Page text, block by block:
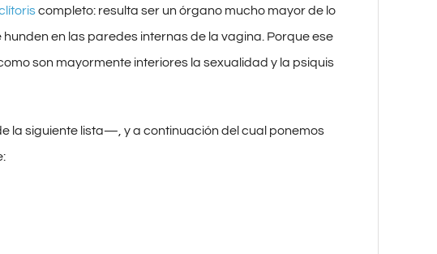
completo: resulta ser un órgano mucho mayor de lo
en las paredes internas de la vagina. Porque ese
son mayormente interiores la sexualidad y la psiquis
la siguiente lista—, y a continuación del cual ponemos